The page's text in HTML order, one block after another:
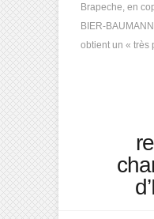
Brapeche, en
BIER-
obtient un « très